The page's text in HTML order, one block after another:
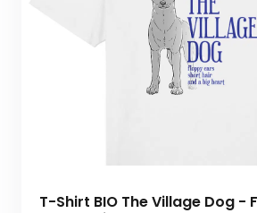
T-Shirt BIO The Village Dog -